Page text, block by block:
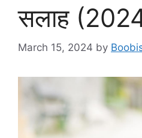
सलाह
March 15, 2024 by